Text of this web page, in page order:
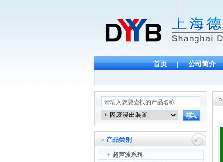
首页 | 公司简介
○ 产品类别
＋ 超声波系列
○